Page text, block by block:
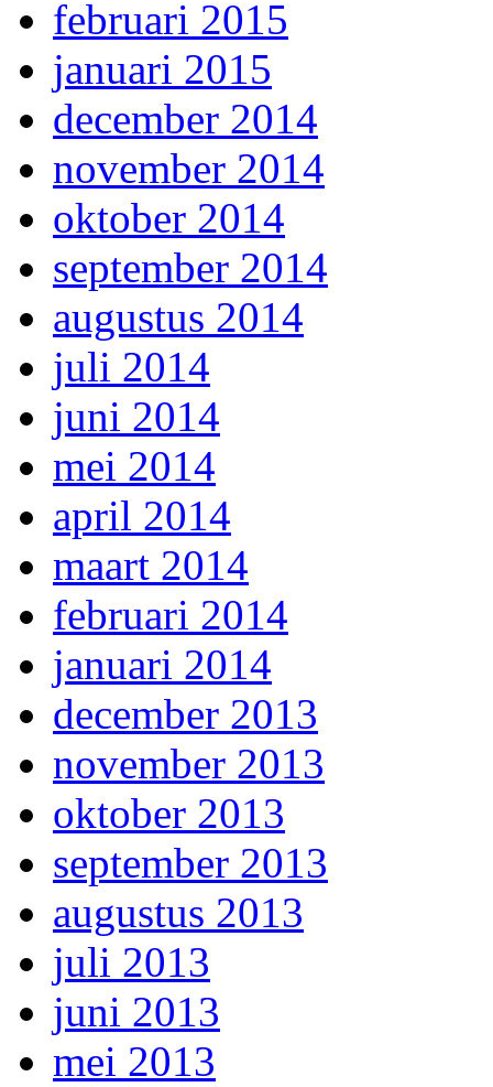
februari 2015
januari 2015
december 2014
november 2014
oktober 2014
september 2014
augustus 2014
juli 2014
juni 2014
mei 2014
april 2014
maart 2014
februari 2014
januari 2014
december 2013
november 2013
oktober 2013
september 2013
augustus 2013
juli 2013
juni 2013
mei 2013